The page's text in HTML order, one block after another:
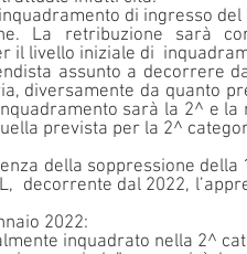
di ingresso
La retribuzione sarà
il livello iniziale di
assunto a decorrere
diversamente da quanto
sarà la 2^ e
prevista per la 2^
della soppressione
decorrente dal 2022,
2022:
inquadrato nella 2^